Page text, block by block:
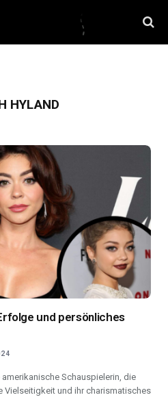
HYLAND
und persönliches
Schauspielerin, die
Vielseitigkeit und ihr charismatisches